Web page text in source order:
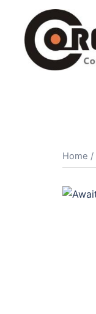
Home /